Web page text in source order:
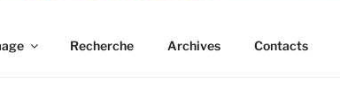
Recherche Archives Contacts